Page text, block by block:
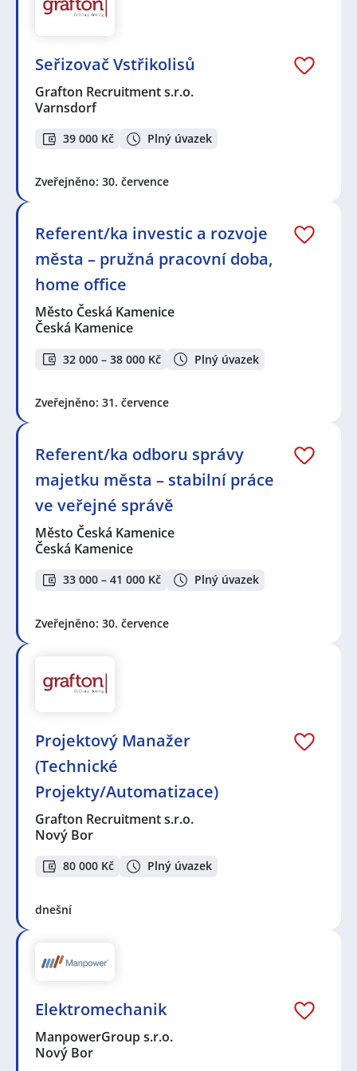
Seřizovač Vstřikolisů
Grafton Recruitment s.r.o.
Varnsdorf
39 000 Kč Plný úvazek
Zveřejněno: 30. července
Referent/ka investic a rozvoje
města – pružná pracovní doba,
home office
Město Česká Kamenice
Česká Kamenice
32 000 – 38 000 Kč Plný úvazek
Zveřejněno: 31. července
Referent/ka odboru správy
majetku města – stabilní práce
ve veřejné správě
Město Česká Kamenice
Česká Kamenice
33 000 – 41 000 Kč Plný úvazek
Zveřejněno: 30. července
Projektový Manažer
(Technické
Projekty/Automatizace)
Grafton Recruitment s.r.o.
Nový Bor
80 000 Kč Plný úvazek
dnešní
Elektromechanik
ManpowerGroup s.r.o.
Nový Bor